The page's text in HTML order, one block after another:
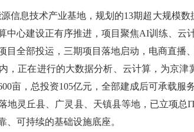
信息技术产业基地，规划的13期超大规模
中心建设正有序推进，项目聚焦AI训练、云
目全部投运，三期项目落地启动，电商直播
，正在进行的大数据分析、云计算，为京
亩，总投资105亿元，全部建成后可承载服
地灵丘县、广灵县、天镇县等地，已立项
可持续的基础设施底座。